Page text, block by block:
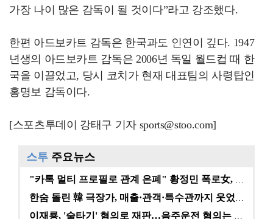
가장 나이 많은 감독이 될 것이다”라고 강조했다.
한편 아드보카트 감독은 한국과도 인연이 깊다. 1947
년생의 아드보카트 감독은 2006년 독일 월드컵 때 한
국을 이끌었고, 당시 코치가 현재 대표팀의 사령탑인
홍명보 감독이다.
[스포츠투데이 강태구 기자 sports@stoo.com]
스투 주요뉴스
"카톡 멀티 프로필로 관계 은폐" 황정민 폭로女, 문자…
한숨 돌린 韓 극장가, 매출·관객·특수관까지 웃었다 […
이재룡, '술타기' 혐의로 재판…음주운전 혐의는 미적용…